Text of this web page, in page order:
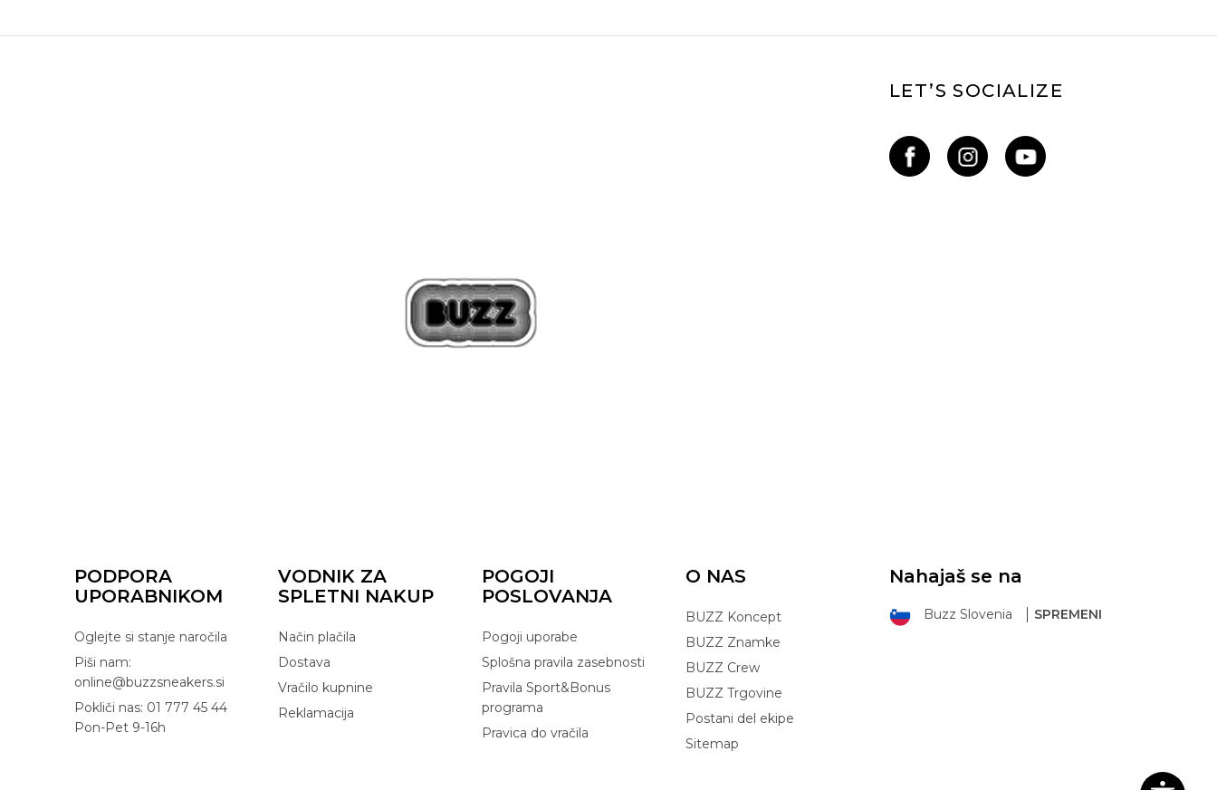
LET’S SOCIALIZE
PODPORA
UPORABNIKOM
Oglejte si stanje naročila
Piši nam:
online@buzzsneakers.si
Pokliči nas: 01 777 45 44
Pon-Pet 9-16h
VODNIK ZA
SPLETNI NAKUP
Način plačila
Dostava
Vračilo kupnine
Reklamacija
POGOJI
POSLOVANJA
Pogoji uporabe
Splošna pravila zasebnosti
Pravila Sport&Bonus
programa
Pravica do vračila
O NAS
BUZZ Koncept
BUZZ Znamke
BUZZ Crew
BUZZ Trgovine
Postani del ekipe
Sitemap
Nahajaš se na
Buzz Slovenia SPREMENI